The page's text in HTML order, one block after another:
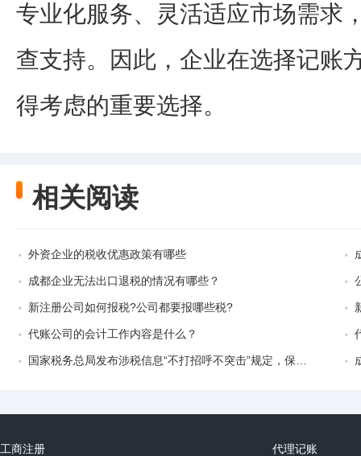
专业化服务、灵活适应市场需求
查支持。因此，企业在选择记账
得考虑的重要选择。
相关阅读
外资企业的税收优惠政策有哪些
成都企业无法出口退税的情况有哪些？
新注册公司如何报税?公司都要报哪些税?
代账公司的会计工作内容是什么？
国家税务总局发布涉税信息“不打招呼不突击”规定，保障纳税人合法权益
工商注册 代理记账